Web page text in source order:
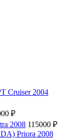
Cruiser 2004
₽
2008 115000 ₽
Priora 2008